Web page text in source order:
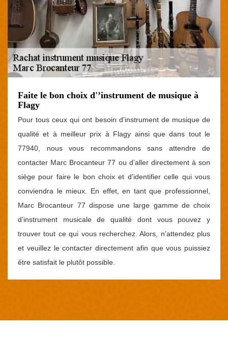
Faite le bon choix d'’instrument de musique à
Flagy
Pour tous ceux qui ont besoin d’instrument de musique de
qualité et à meilleur prix à Flagy ainsi que dans tout le
77940, nous vous recommandons sans attendre de
contacter Marc Brocanteur 77 ou d’aller directement à son
siège pour faire le bon choix et d’identifier celle qui vous
conviendra le mieux. En effet, en tant que professionnel,
Marc Brocanteur 77 dispose une large gamme de choix
d’instrument musicale de qualité dont vous pouvez y
trouver tout ce qui vous recherchez. Alors, n’attendez plus
et veuillez le contacter directement afin que vous puissiez
être satisfait le plutôt possible.